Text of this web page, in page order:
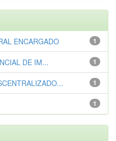
1
ENCARGADO
1
DE IM...
1
1